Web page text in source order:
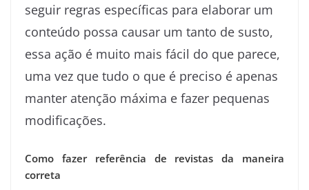
seguir regras específicas para elaborar um
conteúdo possa causar um tanto de susto,
essa ação é muito mais fácil do que parece,
uma vez que tudo o que é preciso é apenas
manter atenção máxima e fazer pequenas
modificações.
Como fazer referência de revistas da maneira
correta